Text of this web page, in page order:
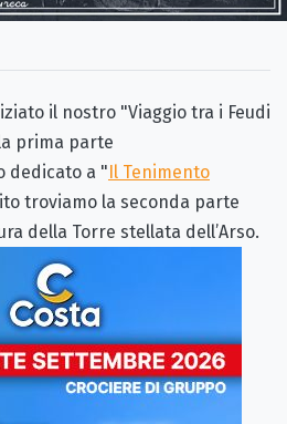
il nostro "Viaggio tra i Feudi
prima parte
dedicato a "Il Tenimento
troviamo la seconda parte
della Torre stellata dell’Arso.